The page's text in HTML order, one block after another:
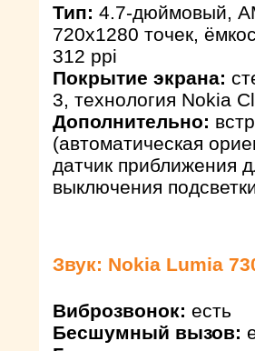
Тип: 4.7-дюймовый,
720х1280 точек,
312 ppi
Покрытие экрана:
3, технология Nokia
Дополнительно:
(автоматическая
датчик приближения
выключения
Звук: Nokia Lumia
Виброзвонок: есть
Бесшумный вызов: